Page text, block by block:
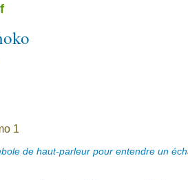
1
de haut-parleur pour entendre un